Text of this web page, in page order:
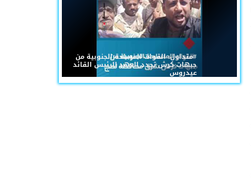
#متداول: القوات المسلحة الجنوبية من
جبهات كرش تجدد العهد للرئيس القائد
عيدروس